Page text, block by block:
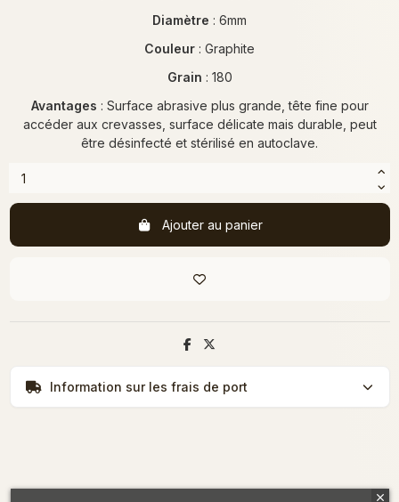
Diamètre : 6mm
Couleur : Graphite
Grain : 180
Avantages : Surface abrasive plus grande, tête fine pour
accéder aux crevasses, surface délicate mais durable, peut
être désinfecté et stérilisé en autoclave.
Ajouter au panier
Information sur les frais de port